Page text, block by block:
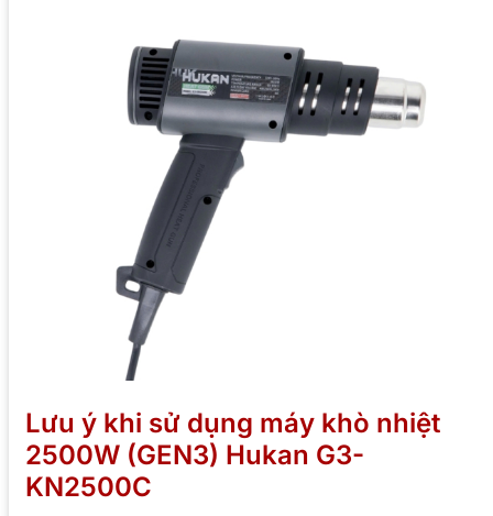
Lưu ý khi sử dụng máy khò nhiệt
2500W (GEN3) Hukan G3-
KN2500C